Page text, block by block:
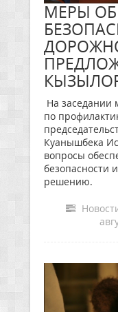
МЕРЫ
На заседании
по
Куанышбека
вопросы
безопасности
решению.